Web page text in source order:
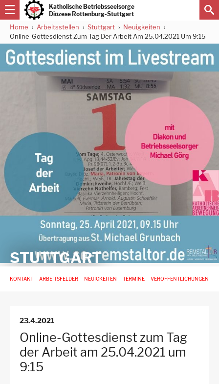
Direkt
zum
Inhalt
Katholische Betriebsseelsorge
Diözese Rottenburg-Stuttgart
Pfadnavigation
Home Arbeitsstellen Stuttgart
Neuigkeiten
Online-Gottesdienst Zum Tag Der Arbeit Am 25.04.2021 Um 9:15
STUTTGART
Hauptnavigation
KONTAKT ARBEITSFELDER NEUIGKEITEN TERMINE VERÖFFENTLICHUNGEN
23.4.2021
Online-Gottesdienst zum Tag
der Arbeit am 25.04.2021 um
9:15